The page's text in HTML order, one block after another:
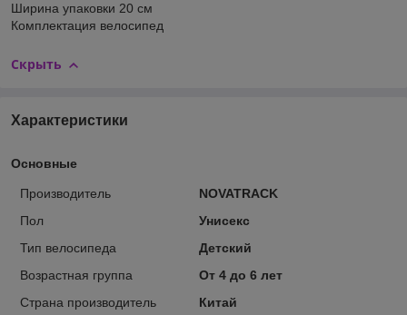
Ширина упаковки 20 см
Комплектация велосипед
Скрыть
Характеристики
Основные
Производитель
NOVATRACK
Пол
Унисекс
Тип велосипеда
Детский
Возрастная группа
От 4 до 6 лет
Страна производитель
Китай